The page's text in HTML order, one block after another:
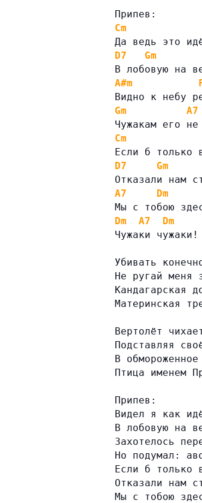
Припев:
Cm
Да ведь это
D7
Gm
В лобовую на
A#m
Видно к небу
Gm
A7
Чужакам его не
Cm
Если б только
D7
Gm
Отказали нам
A7
Dm
Мы с тобою
Dm
A7
Dm
Чужаки чужаки!
Убивать
Не ругай меня
Кандагарская
Материнская
Вертолёт
Подставляя
В
Птица именем
Припев:
Видел я как
В лобовую на
Захотелось
Но подумал:
Если б только
Отказали нам
Мы с тобою